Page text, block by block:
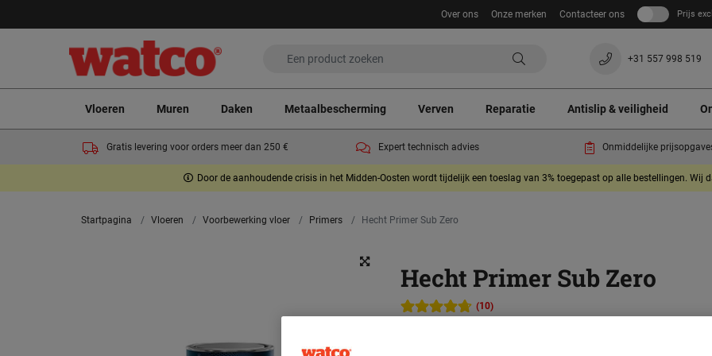
Over ons Onze merken Contacteer ons Prijs
+31 557 998 519
Vloeren Muren Daken Metaalbescherming Verven Reparatie Antislip & veiligheid
Gratis levering voor orders meer dan 250 € Expert technisch advies Onmiddelijke
Door de aanhoudende crisis in het Midden-Oosten wordt tijdelijk een toeslag van 3% toegepast op alle bestellingen. Wij
Startpagina Vloeren Voorbewerking vloer Primers Hecht Primer Sub Zero
Hecht Primer Sub Zero
(10)